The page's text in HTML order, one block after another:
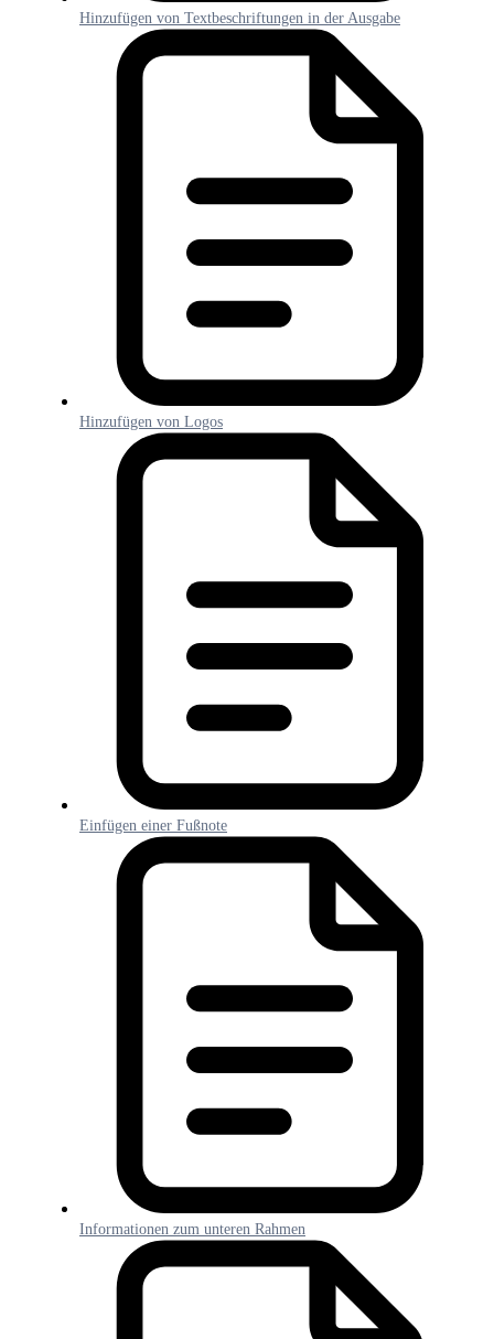
Hinzufügen von Textbeschriftungen in der Ausgabe
Hinzufügen von Logos
Einfügen einer Fußnote
Informationen zum unteren Rahmen